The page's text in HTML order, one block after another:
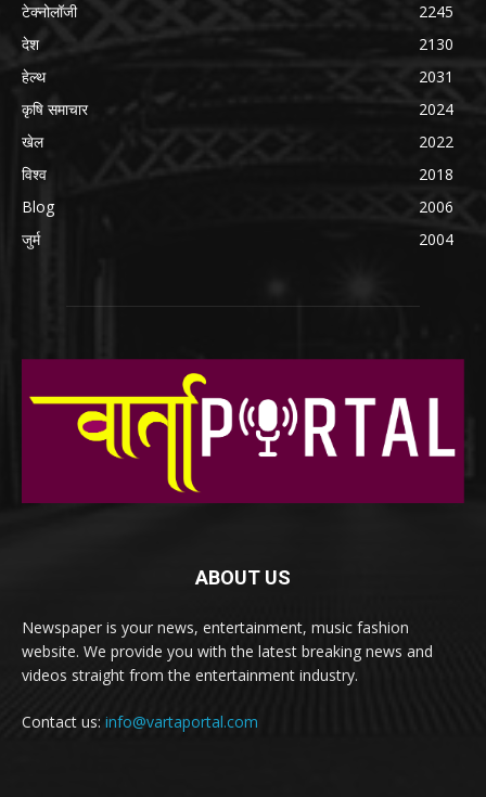
टेक्नोलॉजी
2245
देश
2130
हेल्थ
2031
कृषि समाचार
2024
खेल
2022
विश्व
2018
Blog
2006
जुर्म
2004
ABOUT US
Newspaper is your news, entertainment, music fashion
website. We provide you with the latest breaking news and
videos straight from the entertainment industry.
Contact us: info@vartaportal.com